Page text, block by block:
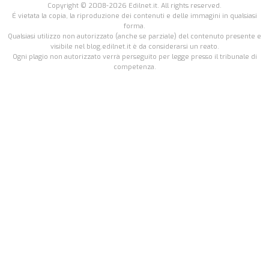
Copyright © 2008-2026 Edilnet.it. All rights reserved.
É vietata la copia, la riproduzione dei contenuti e delle immagini in qualsiasi
forma.
Qualsiasi utilizzo non autorizzato (anche se parziale) del contenuto presente e
visibile nel blog.edilnet.it è da considerarsi un reato.
Ogni plagio non autorizzato verrà perseguito per legge presso il tribunale di
competenza.